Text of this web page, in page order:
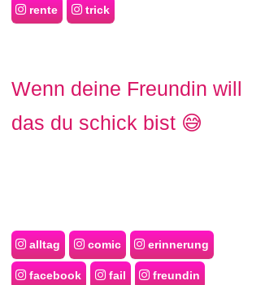
rente trick
Wenn deine Freundin will
das du schick bist 😅
alltag comic erinnerung
facebook fail freundin